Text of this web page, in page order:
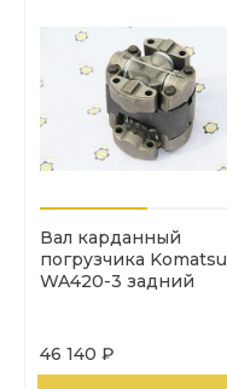
Вал карданный
погрузчика Komatsu
WA420-3 задний
46 140 ₽